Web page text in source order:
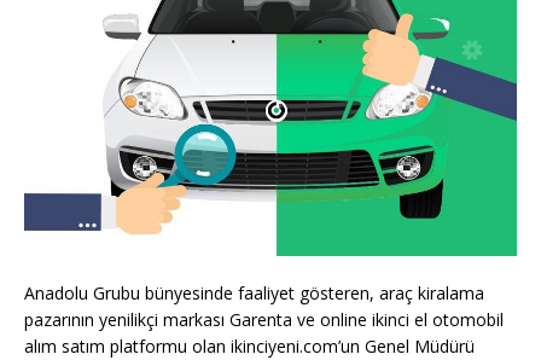
Anadolu Grubu bünyesinde faaliyet gösteren, araç kiralama
pazarının yenilikçi markası Garenta ve online ikinci el otomobil
alım satım platformu olan ikinciyeni.com’un Genel Müdürü